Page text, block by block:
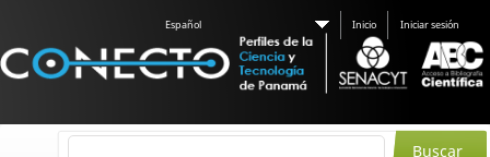
Español Inicio Iniciar sesión